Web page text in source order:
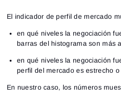
El indicador de perfil de mercado
en qué niveles la negociación
barras del histograma son más
en qué niveles la negociación
perfil del mercado es estrecho o
En nuestro caso, los números